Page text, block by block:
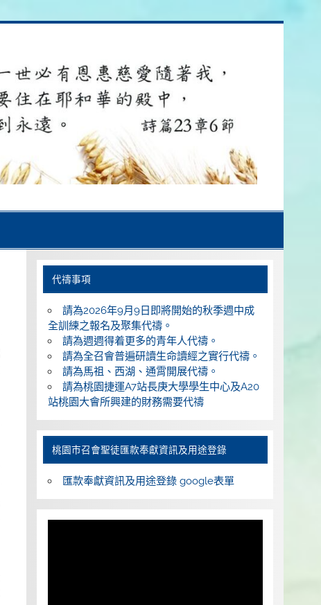
代禱事項
請為2026年9月9日即將開始的秋季週中成
全訓練之報名及聚集代禱。
請為週週得着更多的青年人代禱。
請為全召會普遍研讀生命讀經之實行代禱。
請為馬祖、西湖、通霄開展代禱。
請為桃園捷運A7站長庚大學學生中心及A20
站桃園大會所興建的財務需要代禱
桃園巿召會聖徒匯款奉獻資訊及用途登錄
匯款奉獻資訊及用途登錄 google表單